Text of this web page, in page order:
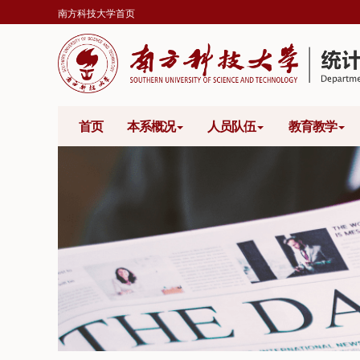
南方科技大学首页
首页 本系概况 人员队伍 教育教学